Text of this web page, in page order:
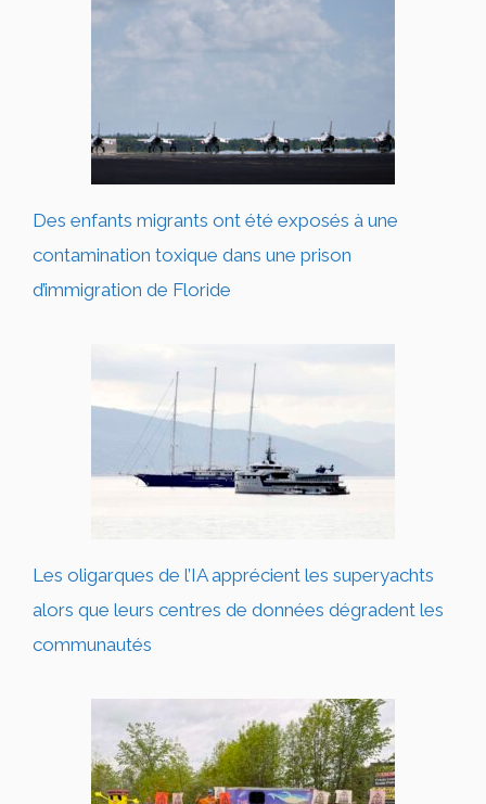
Des enfants migrants ont été exposés à une
contamination toxique dans une prison
d’immigration de Floride
Les oligarques de l’IA apprécient les superyachts
alors que leurs centres de données dégradent les
communautés